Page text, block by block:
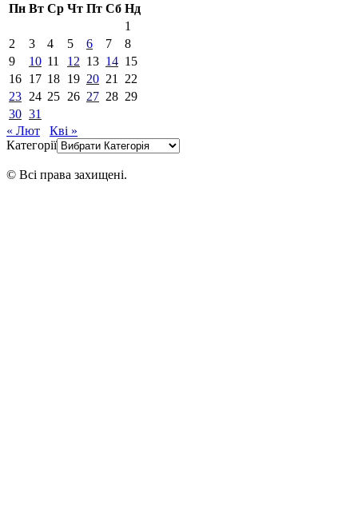
Пн Вт Ср Чт Пт Сб Нд
1
2
3 4 5 6 7
8
9
10 11 12 13 14 15
16 17 18 19 20 21 22
23 24 25 26 27 28 29
30 31
« Лют
Кві »
Категорії
© Всі права захищені.